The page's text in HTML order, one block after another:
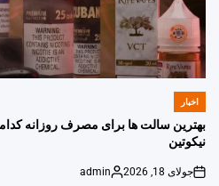
POSTED
اخبار
بهترین سالت ها برای مصرف روزانه
نیکوتین
on
جولای 18, 2026
Posted
admin